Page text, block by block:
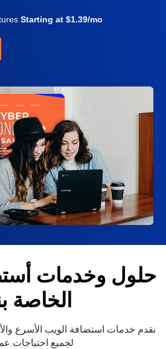
Starting at $1.39/mo
حلول وخدمات
الخاصة
نقدم خدمات استضافة الويب الأسرع
لجميع احتياجات